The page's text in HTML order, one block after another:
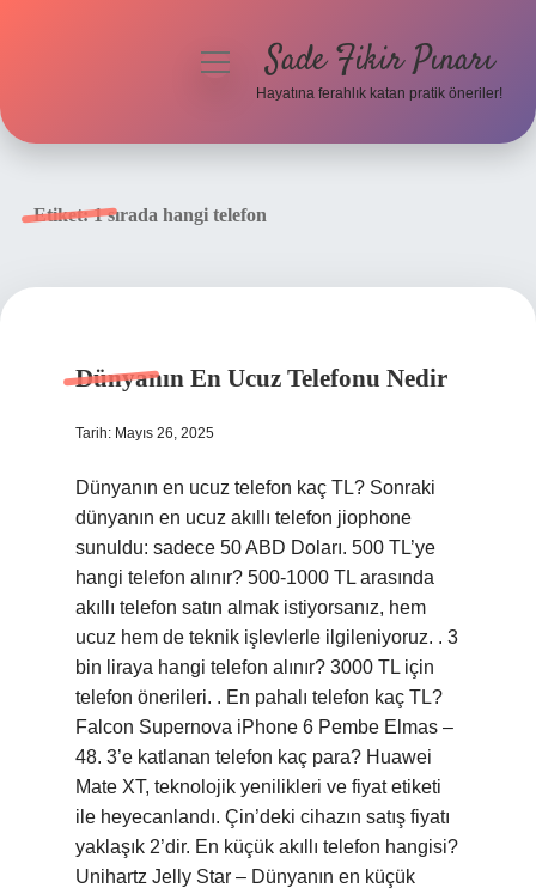
menüyüSade Fikir Pınarı
Hayatına ferahlık katan pratik öneriler!
Etiket:1 sırada hangi telefon
Dünyanın En Ucuz Telefonu Nedir
Tarih: Mayıs 26, 2025
Dünyanın en ucuz telefon kaç TL? Sonraki
dünyanın en ucuz akıllı telefon jiophone
sunuldu: sadece 50 ABD Doları. 500 TL’ye
hangi telefon alınır? 500-1000 TL arasında
akıllı telefon satın almak istiyorsanız, hem
ucuz hem de teknik işlevlerle ilgileniyoruz. . 3
bin liraya hangi telefon alınır? 3000 TL için
telefon önerileri. . En pahalı telefon kaç TL?
Falcon Supernova iPhone 6 Pembe Elmas –
48. 3’e katlanan telefon kaç para? Huawei
Mate XT, teknolojik yenilikleri ve fiyat etiketi
ile heyecanlandı. Çin’deki cihazın satış fiyatı
yaklaşık 2’dir. En küçük akıllı telefon hangisi?
Unihartz Jelly Star – Dünyanın en küçük